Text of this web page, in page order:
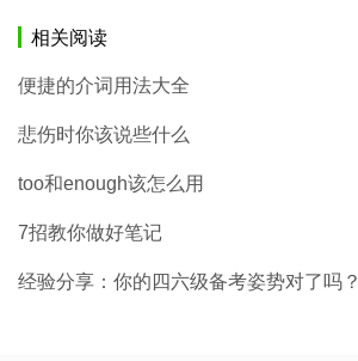
相关阅读
便捷的介词用法大全
悲伤时你该说些什么
too和enough该怎么用
7招教你做好笔记
经验分享：你的四六级备考姿势对了吗？